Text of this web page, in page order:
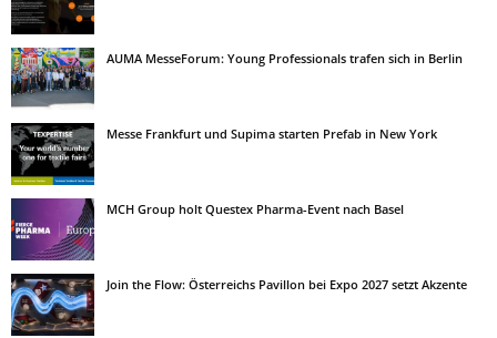
AUMA MesseForum: Young Professionals trafen sich in Berlin
Messe Frankfurt und Supima starten Prefab in New York
MCH Group holt Questex Pharma-Event nach Basel
Join the Flow: Österreichs Pavillon bei Expo 2027 setzt Akzente